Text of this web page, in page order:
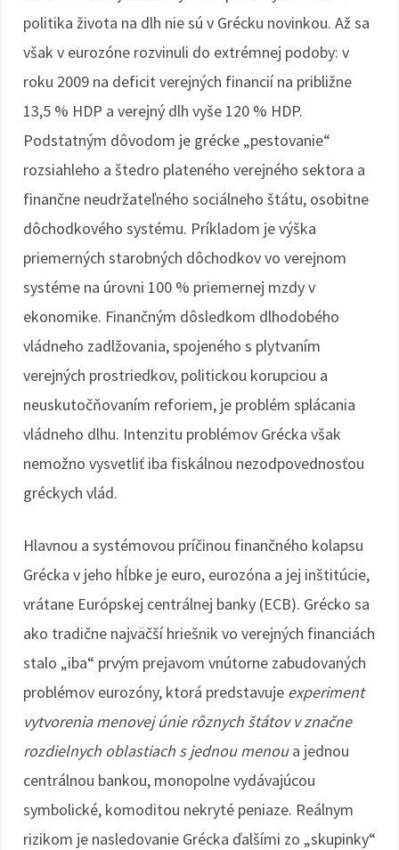
politika života na dlh nie sú v Grécku novinkou. Až sa
však v eurozóne rozvinuli do extrémnej podoby: v
roku 2009 na deficit verejných financií na približne
13,5 % HDP a verejný dlh vyše 120 % HDP.
Podstatným dôvodom je grécke „pestovanie“
rozsiahleho a štedro plateného verejného sektora a
finančne neudržateľného sociálneho štátu, osobitne
dôchodkového systému. Príkladom je výška
priemerných starobných dôchodkov vo verejnom
systéme na úrovni 100 % priemernej mzdy v
ekonomike. Finančným dôsledkom dlhodobého
vládneho zadlžovania, spojeného s plytvaním
verejných prostriedkov, politickou korupciou a
neuskutočňovaním reforiem, je problém splácania
vládneho dlhu. Intenzitu problémov Grécka však
nemožno vysvetliť iba fiskálnou nezodpovednosťou
gréckych vlád.
Hlavnou a systémovou príčinou finančného kolapsu
Grécka v jeho hĺbke je euro, eurozóna a jej inštitúcie,
vrátane Európskej centrálnej banky (ECB). Grécko sa
ako tradične najväčší hriešnik vo verejných financiách
stalo „iba“ prvým prejavom vnútorne zabudovaných
problémov eurozóny, ktorá predstavuje experiment
vytvorenia menovej únie rôznych štátov v značne
rozdielnych oblastiach s jednou menoua jednou
centrálnou bankou, monopolne vydávajúcou
symbolické, komoditou nekryté peniaze. Reálnym
rizikom je nasledovanie Grécka ďalšími zo „skupinky“